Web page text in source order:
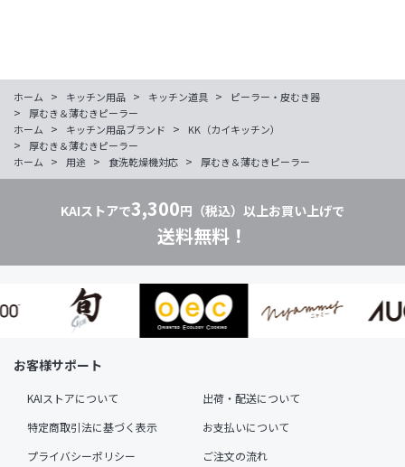
ホーム > キッチン用品 > キッチン道具 > ピーラー・皮むき器
>
厚むき＆薄むきピーラー
ホーム
> キッチン用品ブランド > KK（カイキッチン）
>
厚むき＆薄むきピーラー
ホーム
> 用途 > 食洗乾燥機対応 > 厚むき＆薄むきピーラー
KAIストアで3,300円（税込）以上お買い上げで
送料無料！
お客様サポート
KAIストアについて
出荷・配送について
特定商取引法に基づく表示
お支払いについて
プライバシーポリシー
ご注文の流れ